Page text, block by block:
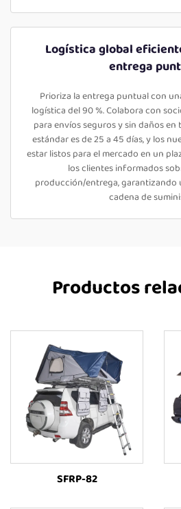
Logística global
entrega
Prioriza la entrega puntual con
logística del 90 %. Colabora con
para envíos seguros y sin daños en
estándar es de 25 a 45 días, y los
estar listos para el mercado en un
los clientes informados
producción/entrega, garantizando
cadena de
Productos
SFRP-82